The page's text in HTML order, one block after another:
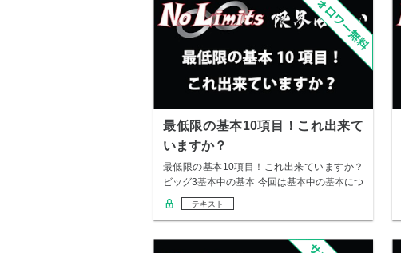
最低限の基本10項目！これ出来て
いますか？
最低限の基本10項目！これ出来ていますか？
ビッグ3基本中の基本 今回は基本中の基本につ
いて…
テキスト